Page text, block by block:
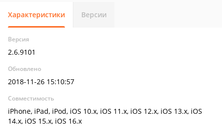
Характеристики Версии
Версия
2.6.9101
Обновлено
2018-11-26 15:10:57
Совместимость
iPhone, iPad, iPod, iOS 10.x, iOS 11.x, iOS 12.x, iOS 13.x, iOS
14.x, iOS 15.x, iOS 16.x